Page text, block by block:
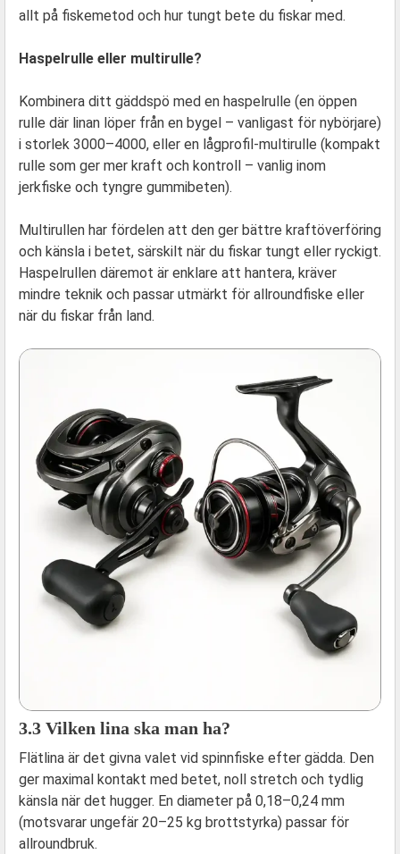
allt på fiskemetod och hur tungt bete du fiskar med.
Haspelrulle eller multirulle?
Kombinera ditt gäddspö med en haspelrulle (en öppen
rulle där linan löper från en bygel – vanligast för nybörjare)
i storlek 3000–4000, eller en lågprofil-multirulle (kompakt
rulle som ger mer kraft och kontroll – vanlig inom
jerkfiske och tyngre gummibeten).
Multirullen har fördelen att den ger bättre kraftöverföring
och känsla i betet, särskilt när du fiskar tungt eller ryckigt.
Haspelrullen däremot är enklare att hantera, kräver
mindre teknik och passar utmärkt för allroundfiske eller
när du fiskar från land.
3.3 Vilken lina ska man ha?
Flätlina är det givna valet vid spinnfiske efter gädda. Den
ger maximal kontakt med betet, noll stretch och tydlig
känsla när det hugger. En diameter på 0,18–0,24 mm
(motsvarar ungefär 20–25 kg brottstyrka) passar för
allroundbruk.